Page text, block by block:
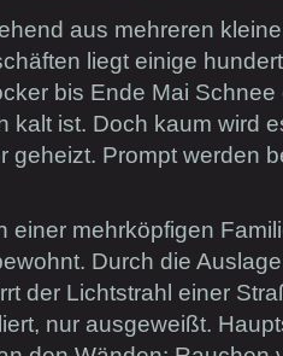
aus mehreren
liegt einige
bis Ende Mai
kalt ist. Doch kaum wird
geheizt. Prompt werden
einer mehrköpfigen
Durch die
der Lichtstrahl einer
nur ausgeweißt.